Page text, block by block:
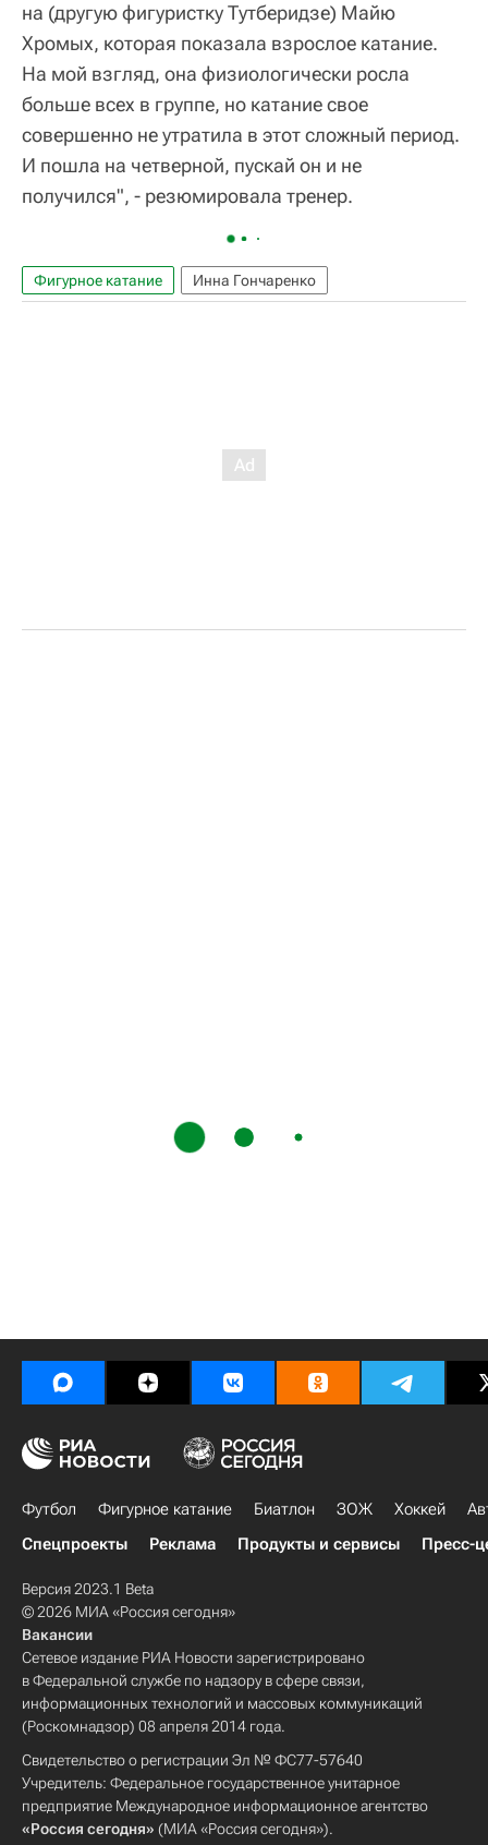
на (другую фигуристку Тутберидзе) Майю
Хромых, которая показала взрослое катание.
На мой взгляд, она физиологически росла
больше всех в группе, но катание свое
совершенно не утратила в этот сложный период.
И пошла на четверной, пускай он и не
получился", - резюмировала тренер.
Фигурное катание Инна Гончаренко
Футбол Фигурное катание Биатлон ЗОЖ Хоккей
Спецпроекты
Реклама Продукты и сервисы Пресс-
Версия 2023.1 Beta
© 2026 МИА «Россия сегодня»
Вакансии
Сетевое издание РИА Новости зарегистрировано
в Федеральной службе по надзору в сфере связи,
информационных технологий и массовых коммуникаций
(Роскомнадзор) 08 апреля 2014 года.
Свидетельство о регистрации Эл № ФС77-57640
Учредитель: Федеральное государственное унитарное
предприятие Международное информационное агентство
«Россия сегодня» (МИА «Россия сегодня»).